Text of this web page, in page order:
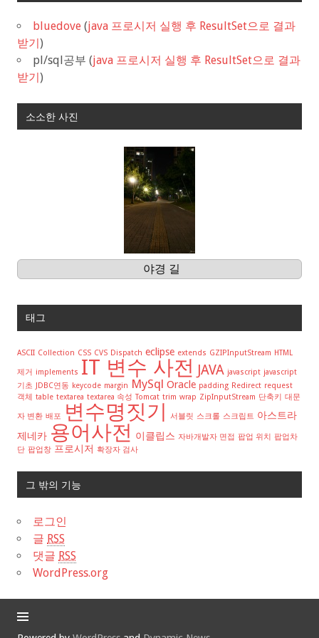
bluedove (java 프로시저 실행 후 ResultSet으로 결과
받기)
pl/sql공부 (java 프로시저 실행 후 ResultSet으로 결과
받기)
소소한 사진
야경 길
태그
ASCII Collection CSS CVS Dispatch eclipse extends GZIPInputStream HTML
제거 implements IT 변수 사전 JAVA javascript javascript
기초
JDBC연동 keycode margin MySql Oracle padding Redirect request
객체
table textarea textarea 속성 Tomcat trim wrap ZipInputStream 단축키 대문
자 변환 배포 변수명짓기 서블릿 스크롤 스크립트 아스트라
제네카 용어사전 이클립스 자바개발자 면접 팝업 위치
팝업차
단 팝업창 프로시저 확장자 검사
그 밖의 기능
로그인
글 RSS
댓글 RSS
WordPress.org